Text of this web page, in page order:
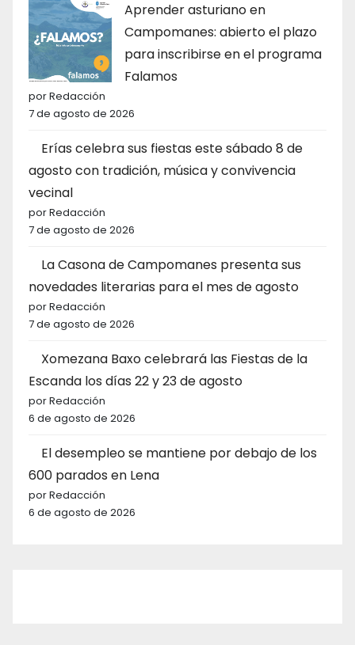
Aprender asturiano en
Campomanes: abierto el plazo
para inscribirse en el programa
Falamos
por Redacción
7 de agosto de 2026
Erías celebra sus fiestas este sábado 8 de
agosto con tradición, música y convivencia
vecinal
por Redacción
7 de agosto de 2026
La Casona de Campomanes presenta sus
novedades literarias para el mes de agosto
por Redacción
7 de agosto de 2026
Xomezana Baxo celebrará las Fiestas de la
Escanda los días 22 y 23 de agosto
por Redacción
6 de agosto de 2026
El desempleo se mantiene por debajo de los
600 parados en Lena
por Redacción
6 de agosto de 2026